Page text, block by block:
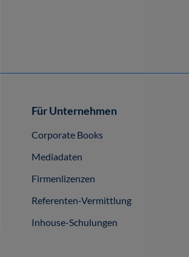
Für Unternehmen
Corporate Books
Mediadaten
Firmenlizenzen
Referenten-Vermittlung
Inhouse-Schulungen